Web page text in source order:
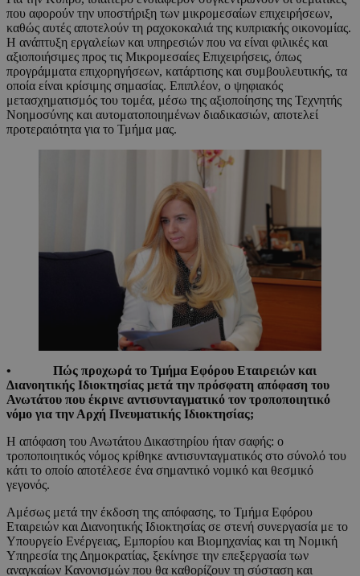
που αφορούν την υποστήριξη των μικρομεσαίων επιχειρήσεων,
καθώς αυτές αποτελούν τη ραχοκοκαλιά της κυπριακής οικονομίας.
Η ανάπτυξη εργαλείων και υπηρεσιών που να είναι φιλικές και
αξιοποιήσιμες προς τις Μικρομεσαίες Επιχειρήσεις, όπως
προγράμματα επιχορηγήσεων, κατάρτισης και συμβουλευτικής, τα
οποία είναι κρίσιμης σημασίας. Επιπλέον, ο ψηφιακός
μετασχηματισμός του τομέα, μέσω της αξιοποίησης της Τεχνητής
Νοημοσύνης και αυτοματοποιημένων διαδικασιών, αποτελεί
προτεραιότητα για το Τμήμα μας.
• Πώς προχωρά το Τμήμα Εφόρου Εταιρειών και
Διανοητικής Ιδιοκτησίας μετά την πρόσφατη απόφαση του
Ανωτάτου που έκρινε αντισυνταγματικό τον τροποποιητικό
νόμο για την Αρχή Πνευματικής Ιδιοκτησίας;
Η απόφαση του Ανωτάτου Δικαστηρίου ήταν σαφής: ο
τροποποιητικός νόμος κρίθηκε αντισυνταγματικός στο σύνολό του
κάτι το οποίο αποτέλεσε ένα σημαντικό νομικό και θεσμικό
γεγονός.
Αμέσως μετά την έκδοση της απόφασης, το Τμήμα Εφόρου
Εταιρειών και Διανοητικής Ιδιοκτησίας σε στενή συνεργασία με το
Υπουργείο Ενέργειας, Εμπορίου και Βιομηχανίας και τη Νομική
Υπηρεσία της Δημοκρατίας, ξεκίνησε την επεξεργασία των
αναγκαίων Κανονισμών που θα καθορίζουν τη σύσταση και